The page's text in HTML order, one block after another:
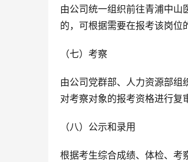
由公司统一组织前往青浦中山
的，可根据需要在报考该岗位
（七）考察
由公司党群部、人力资源部组
对考察对象的报考资格进行复
（八）公示和录用
根据考生综合成绩、体检、考